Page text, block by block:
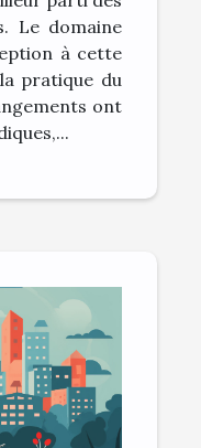
Le domaine
à cette
pratique du
ont